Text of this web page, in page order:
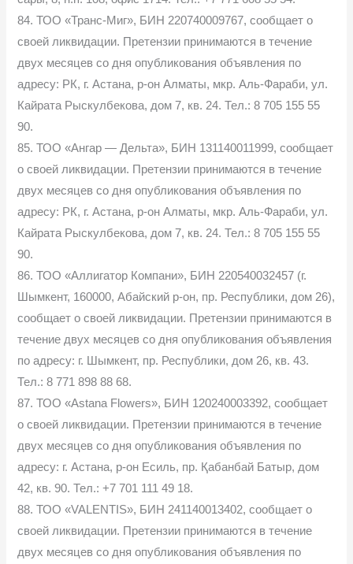
84. ТОО «Транс-Миг», БИН 220740009767, сообщает о
своей ликвидации. Претензии принимаются в течение
двух месяцев со дня опубликования объявления по
адресу: РК, г. Астана, р-он Алматы, мкр. Аль-Фараби, ул.
Кайрата Рыскулбекова, дом 7, кв. 24. Тел.: 8 705 155 55
90.
85. ТОО «Ангар — Дельта», БИН 131140011999, сообщает
о своей ликвидации. Претензии принимаются в течение
двух месяцев со дня опубликования объявления по
адресу: РК, г. Астана, р-он Алматы, мкр. Аль-Фараби, ул.
Кайрата Рыскулбекова, дом 7, кв. 24. Тел.: 8 705 155 55
90.
86. ТОО «Аллигатор Компани», БИН 220540032457 (г.
Шымкент, 160000, Абайский р-он, пр. Республики, дом 26),
сообщает о своей ликвидации. Претензии принимаются в
течение двух месяцев со дня опубликования объявления
по адресу: г. Шымкент, пр. Республики, дом 26, кв. 43.
Тел.: 8 771 898 88 68.
87. ТОО «Astana Flowers», БИН 120240003392, сообщает
о своей ликвидации. Претензии принимаются в течение
двух месяцев со дня опубликования объявления по
адресу: г. Астана, р-он Есиль, пр. Қабанбай Батыр, дом
42, кв. 90. Тел.: +7 701 111 49 18.
88. ТОО «VALENTIS», БИН 241140013402, сообщает о
своей ликвидации. Претензии принимаются в течение
двух месяцев со дня опубликования объявления по